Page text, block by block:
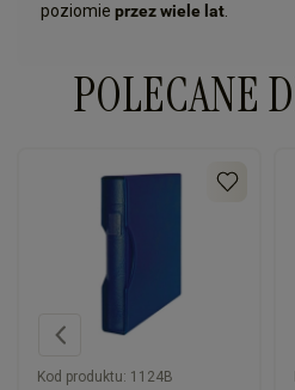
poziomie przez wiele lat
POLECANE
Kod produktu: 1124B